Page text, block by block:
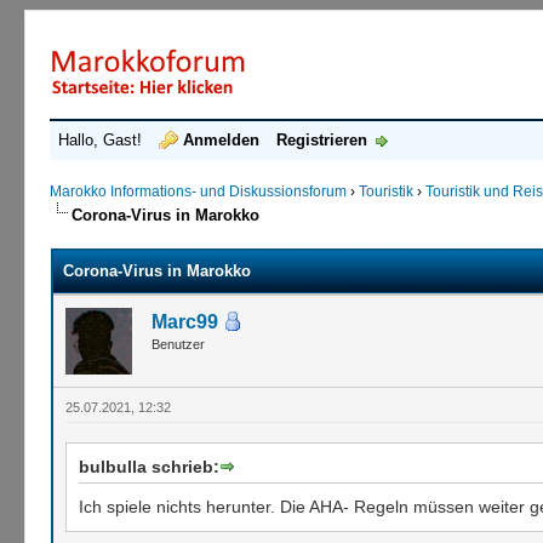
Hallo, Gast! Anmelden Registrieren
Marokko Informations- und Diskussionsforum ›Touristik ›Touristik und
Corona-Virus in Marokko
Corona-Virus in Marokko
Marc99
Benutzer
25.07.2021, 12:32
bulbulla schrieb:
Ich spiele nichts herunter. Die AHA- Regeln müssen weiter